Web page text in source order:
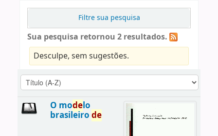
Filtre sua pesquisa
Sua pesquisa retornou 2 resultados.
Desculpe, sem sugestões.
O modelo
brasileiro de